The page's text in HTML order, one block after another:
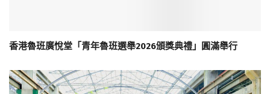
香港魯班廣悅堂「青年魯班選舉2026頒獎典禮」圓滿舉行